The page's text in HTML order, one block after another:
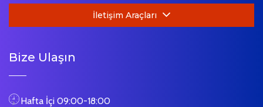
İletişim Araçları
Bize Ulaşın
Hafta İçi 09:00-18:00